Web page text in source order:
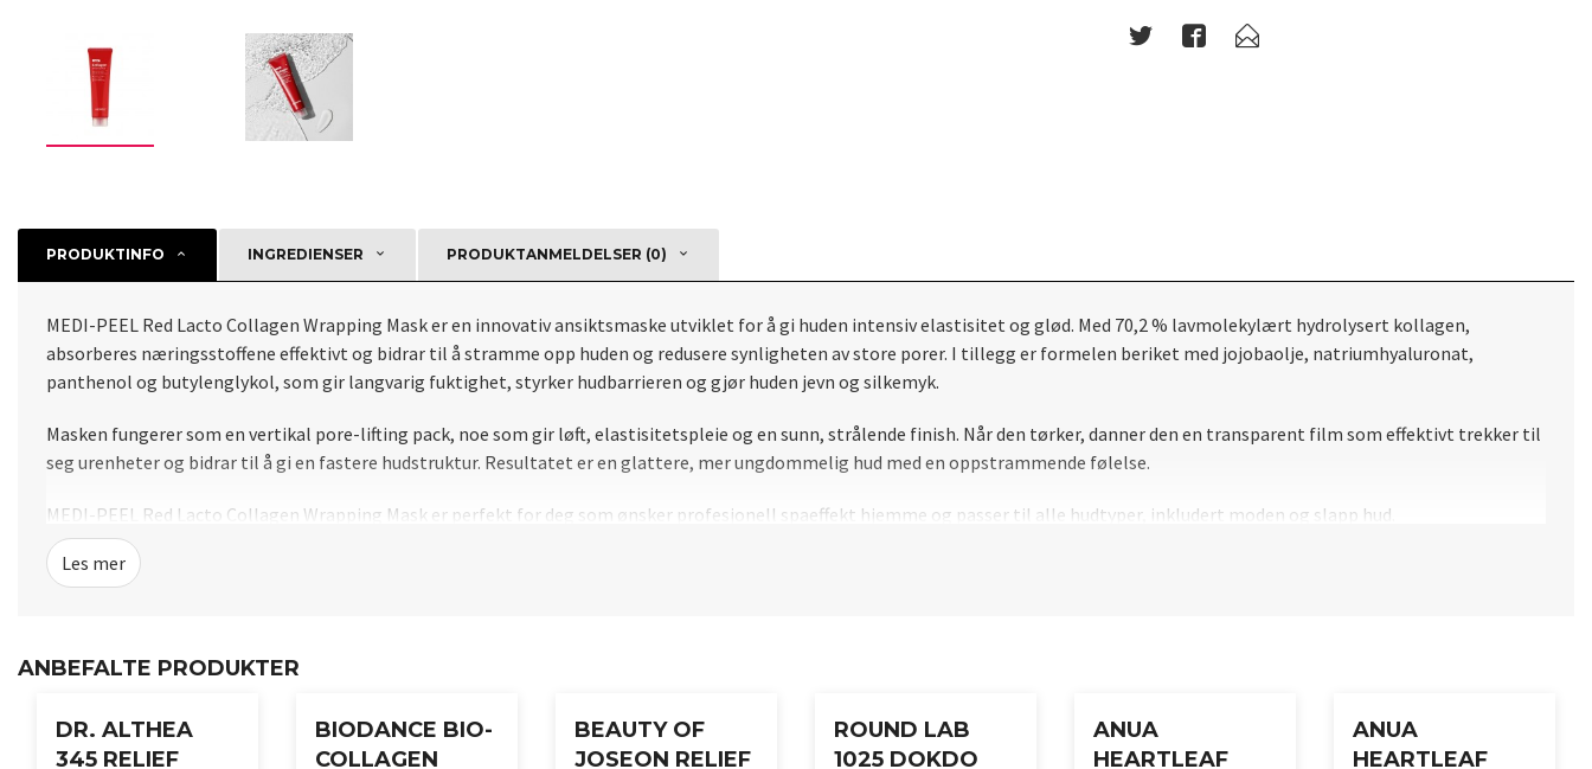
PRODUKTINFO INGREDIENSER PRODUKTANMELDELSER (0)
MEDI-PEEL Red Lacto Collagen Wrapping Mask er en innovativ ansiktsmaske utviklet for å gi huden intensiv elastisitet og glød. Med 70,2 % lavmolekylært hydrolysert kollagen,
absorberes næringsstoffene effektivt og bidrar til å stramme opp huden og redusere synligheten av store porer. I tillegg er formelen beriket med jojobaolje, natriumhyaluronat,
panthenol og butylenglykol, som gir langvarig fuktighet, styrker hudbarrieren og gjør huden jevn og silkemyk.
Masken fungerer som en vertikal pore-lifting pack, noe som gir løft, elastisitetspleie og en sunn, strålende finish. Når den tørker, danner den en transparent film som effektivt trekker til
seg urenheter og bidrar til å gi en fastere hudstruktur. Resultatet er en glattere, mer ungdommelig hud med en oppstrammende følelse.
MEDI-PEEL Red Lacto Collagen Wrapping Mask er perfekt for deg som ønsker profesjonell spaeffekt hjemme og passer til alle hudtyper, inkludert moden og slapp hud.
Bruksanvisning:
Les mer
ANBEFALTE PRODUKTER
DR. ALTHEA
345 RELIEF
BIODANCE BIO-
COLLAGEN
BEAUTY OF
JOSEON RELIEF
ROUND LAB
1025 DOKDO
ANUA
HEARTLEAF
ANUA
HEARTLEAF